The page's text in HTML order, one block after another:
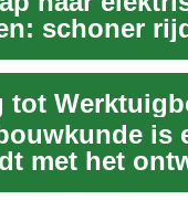
schoner
is
met het
van me...